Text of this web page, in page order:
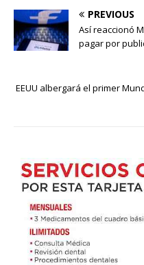
PREVIOUS
Así reaccionó
pagar por
EEUU albergará el primer